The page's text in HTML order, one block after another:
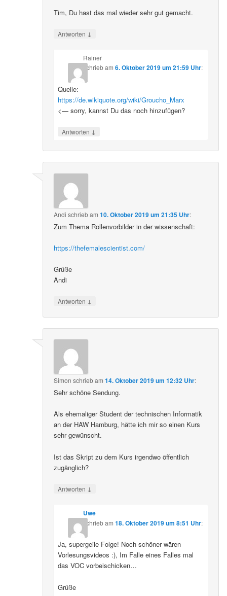
Tim, Du hast das mal wieder sehr gut gemacht.
Antworten ↓
Rainer
schriebam 6. Oktober 2019 um 21:59 Uhr:
Quelle:
https://de.wikiquote.org/wiki/Groucho_Marx
<— sorry, kannst Du das noch hinzufügen?
Antworten ↓
Andi schriebam10. Oktober 2019 um 21:35 Uhr:
Zum Thema Rollenvorbilder in der wissenschaft:
https://thefemalescientist.com/
Grüße
Andi
Antworten ↓
Simon schriebam14. Oktober 2019 um 12:32 Uhr:
Sehr schöne Sendung.
Als ehemaliger Student der technischen Informatik
an der HAW Hamburg, hätte ich mir so einen Kurs
sehr gewünscht.
Ist das Skript zu dem Kurs irgendwo öffentlich
zugänglich?
Antworten ↓
Uwe
schriebam 18. Oktober 2019 um 8:51 Uhr:
Ja, supergeile Folge! Noch schöner wären
Vorlesungsvideos :), Im Falle eines Falles mal
das VOC vorbeischicken…
Grüße